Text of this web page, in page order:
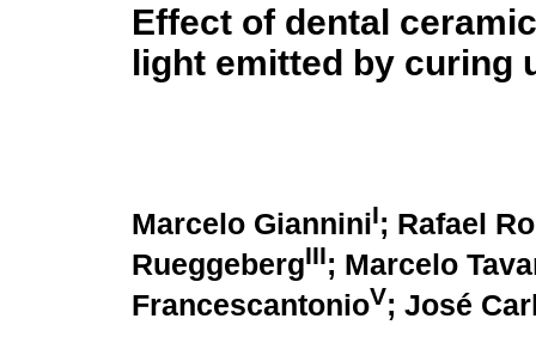
Effect of dental
light emitted by curing
Marcelo GianniniI; Rafael
RueggebergIII; Marcelo
FrancescantonioV; José